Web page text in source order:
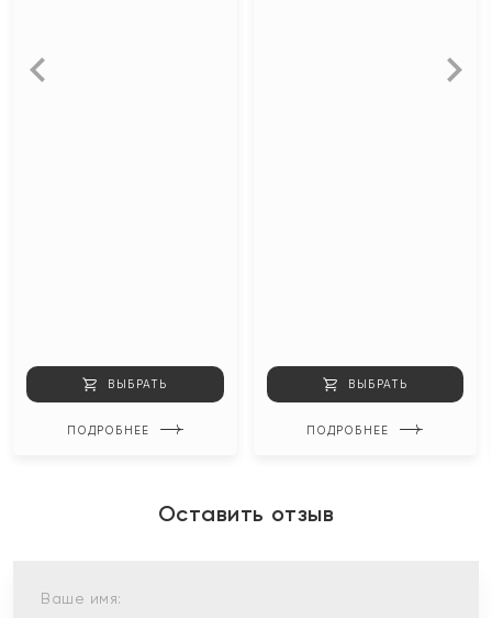
ВЫБРАТЬ
ПОДРОБНЕЕ
ВЫБРАТЬ
ПОДРОБНЕЕ
Оставить отзыв
Ваше имя: